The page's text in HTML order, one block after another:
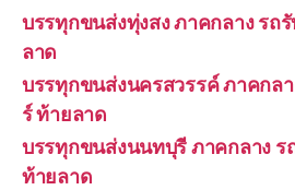
บรรทุกขนส่งทุ่งสง ภาคกลาง รถรั
ลาด
บรรทุกขนส่งนครสวรรค์ ภาคกลา
ร์ ท้ายลาด
บรรทุกขนส่งนนทบุรี ภาคกลาง ร
ท้ายลาด